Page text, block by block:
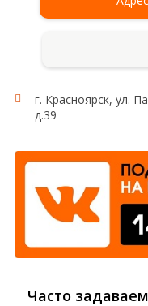
г. Красноярск, ул.
д.39
Часто